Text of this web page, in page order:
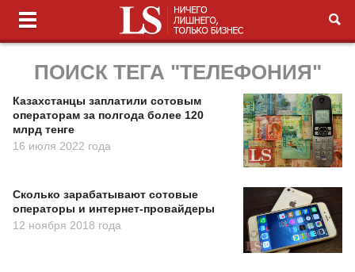
ПОИСК ТЕГА "ТЕЛЕФОНИЯ"
Казахстанцы заплатили сотовым
операторам за полгода более 120
млрд тенге
16 июля 2022 года
Сколько зарабатывают сотовые
операторы и интернет-провайдеры
12 ноября 2018 года